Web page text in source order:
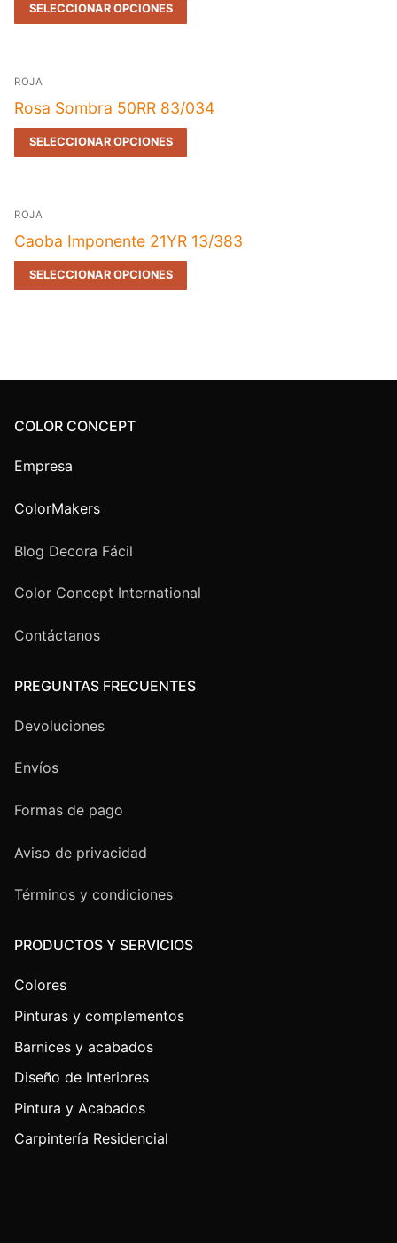
SELECCIONAR OPCIONES
ROJA
Rosa Sombra 50RR 83/034
SELECCIONAR OPCIONES
ROJA
Caoba Imponente 21YR 13/383
SELECCIONAR OPCIONES
COLOR CONCEPT
Empresa
ColorMakers
Blog Decora Fácil
Color Concept International
Contáctanos
PREGUNTAS FRECUENTES
Devoluciones
Envíos
Formas de pago
Aviso de privacidad
Términos y condiciones
PRODUCTOS Y SERVICIOS
Colores
Pinturas y complementos
Barnices y acabados
Diseño de Interiores
Pintura y Acabados
Carpintería Residencial